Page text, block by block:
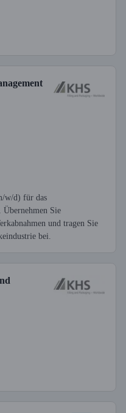
w/d) für das
Übernehmen Sie
und tragen Sie
bei.